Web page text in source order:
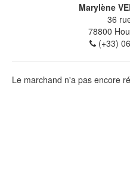
Marylène
36
78800
(+33)
Le marchand n'a pas encore